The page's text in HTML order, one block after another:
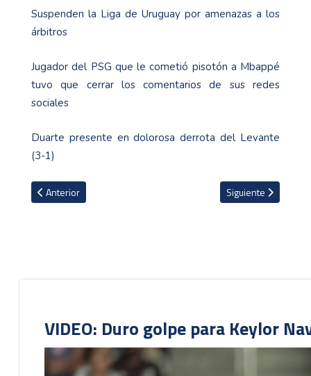
Suspenden la Liga de Uruguay por amenazas a los
árbitros
Jugador del PSG que le cometió pisotón a Mbappé
tuvo que cerrar los comentarios de sus redes
sociales
Duarte presente en dolorosa derrota del Levante
(3-1)
Artículo anterior: Así quedaron programados los partidos de
Anterior Artículo siguiente:
Siguiente
VIDEO: Duro golpe para Keylor